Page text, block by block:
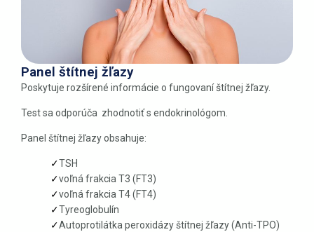
Panel štítnej žľazy
Poskytuje rozšírené informácie o fungovaní štítnej žľazy.
Test sa odporúča zhodnotiť s endokrinológom.
Panel štítnej žľazy obsahuje:
TSH
voľná frakcia T3 (FT3)
voľná frakcia T4 (FT4)
Tyreoglobulín
Autoprotilátka peroxidázy štítnej žľazy (Anti-TPO)